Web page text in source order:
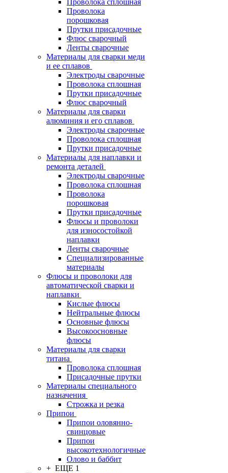
Проволока сплошная
Проволока
порошковая
Прутки присадочные
Флюс сварочный
Ленты сварочные
Материалы для сварки меди
и ее сплавов
Электроды сварочные
Проволока сплошная
Прутки присадочные
Флюс сварочный
Материалы для сварки
алюминия и его сплавов
Электроды сварочные
Проволока сплошная
Прутки присадочные
Материалы для наплавки и
ремонта деталей
Электроды сварочные
Проволока сплошная
Проволока
порошковая
Прутки присадочные
Флюсы и проволоки
для износостойкой
наплавки
Ленты сварочные
Специализированные
материалы
Флюсы и проволоки для
автоматической сварки и
наплавки
Кислые флюсы
Нейтральные флюсы
Основные флюсы
Высокоосновные
флюсы
Материалы для сварки
титана
Проволока сплошная
Присадочные прутки
Материалы специального
назначения
Строжка и резка
Припои
Припои оловянно-
свинцовые
Припои
высокотехнологичные
Олово и баббит
+ ЕЩЕ 1